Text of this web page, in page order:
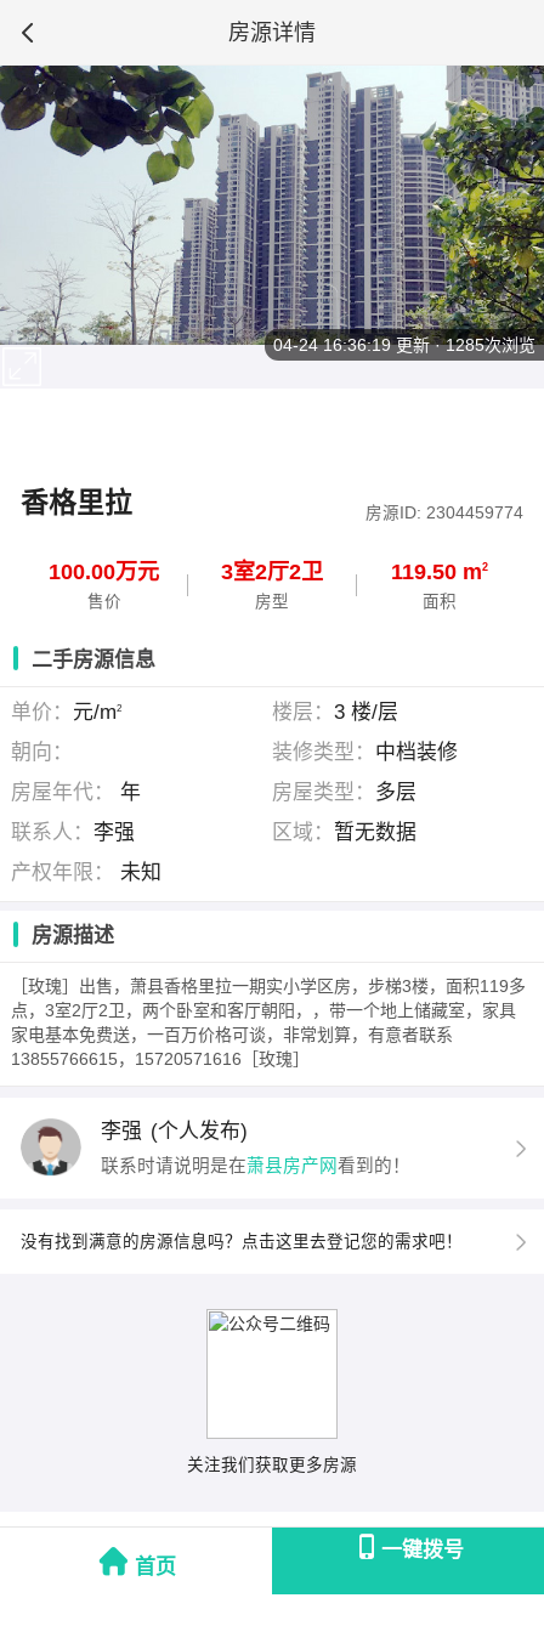
房源详情
香格里拉 房源ID: 2304459774
100.00万元
售价
3室2厅2卫
房型
119.50 m2
面积
首页
一键拨号
04-24 16:36:19更新 · 1285次浏览
二手房源信息
单价： 元/m2 楼层： 3 楼/层
朝向：
装修类型： 中档装修
房屋年代：
年 房屋类型： 多层
联系人：李强 区域： 暂无数据
产权年限：
未知
房源描述
［玫瑰］出售，萧县香格里拉一期实小学区房，步梯3楼，面积119多
点，3室2厅2卫，两个卧室和客厅朝阳，，带一个地上储藏室，家具
家电基本免费送，一百万价格可谈，非常划算，有意者联系
13855766615，15720571616［玫瑰］
李强 (个人发布)
联系时请说明是在萧县房产网看到的！
没有找到满意的房源信息吗？点击这里去登记您的需求吧！
关注我们获取更多房源